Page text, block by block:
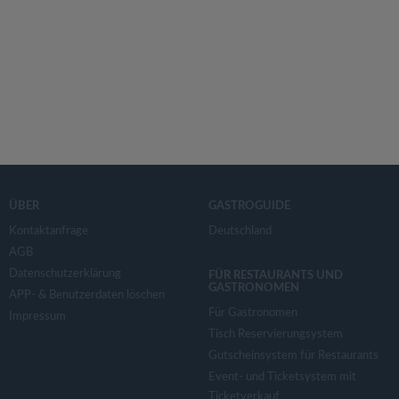
ÜBER
Kontaktanfrage
AGB
Datenschutzerklärung
APP- & Benutzerdaten löschen
Impressum
GASTROGUIDE
Deutschland
FÜR RESTAURANTS UND
GASTRONOMEN
Für Gastronomen
Tisch Reservierungsystem
Gutscheinsystem für Restaurants
Event- und Ticketsystem mit